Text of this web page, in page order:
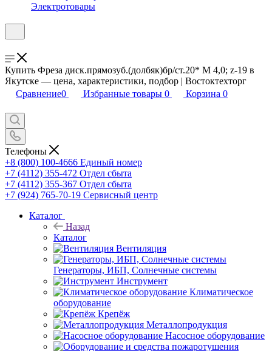
Электротовары
Купить Фреза диск.прямозуб.(долбяк)бр/ст.20* М 4,0; z-19 в
Якутске — цена, характеристики, подбор | Востоктехторг
Сравнение0 Избранные товары 0 Корзина 0
Телефоны
+8 (800) 100-4666 Единый номер
+7 (4112) 355-472 Отдел сбыта
+7 (4112) 355-367 Отдел сбыта
+7 (924) 765-70-19 Сервисный центр
Каталог
Назад
Каталог
Вентиляция
Генераторы, ИБП, Солнечные системы
Инструмент
Климатическое
оборудование
Крепёж
Металлопродукция
Насосное оборудование